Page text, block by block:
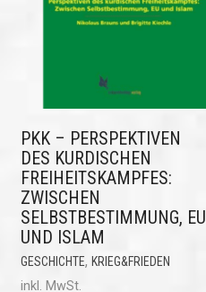
PKK – PERSPEKTIVEN
DES KURDISCHEN
FREIHEITSKAMPFES:
ZWISCHEN
SELBSTBESTIMMUNG, EU
UND ISLAM
GESCHICHTE, KRIEG&FRIEDEN
inkl. MwSt.